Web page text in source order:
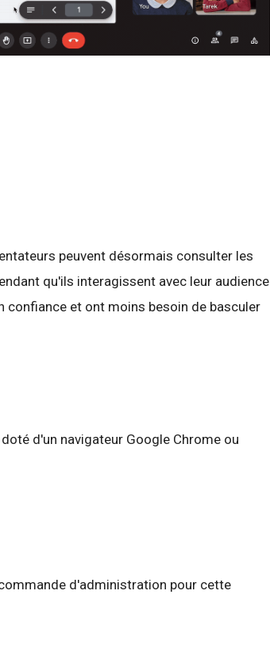
peuvent désormais consulter les
qu'ils interagissent avec leur audience
confiance et ont moins besoin de basculer
d'un navigateur Google Chrome ou
d'administration pour cette